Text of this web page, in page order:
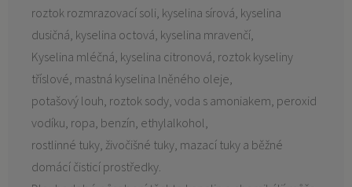
roztok rozmrazovací soli, kyselina sírová, kyselina
dusičná, kyselina octová, kyselina mravenčí,
Kyselina mléčná, kyselina citronová, roztok kyseliny
tříslové, mastná kyselina lněného oleje,
potašový louh, roztok sody, voda s amoniakem, peroxid
vodíku, ropa, benzín, ethylalkohol,
rostlinné tuky, živočišné tuky, mazací tuky a běžné
domácí čisticí prostředky.